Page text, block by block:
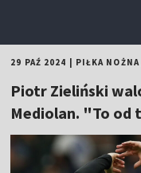
29 PAŹ 2024 PIŁKA NOŻNA
Piotr Zieliński
Mediolan. "To od